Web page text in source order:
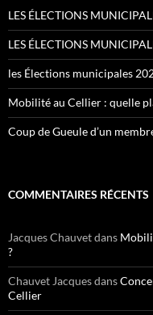
LES ÉLECTIONS
LES ÉLECTIONS
les Élections municipales
Mobilité au Cellier : quelle
Coup de Gueule d’un
COMMENTAIRES RÉCENTS
Jacques Chauvetdans
?
Chauvet Jacquesdans
Cellier